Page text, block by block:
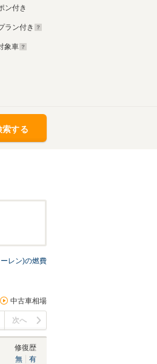
ン付き
ラン付き
象車
索する
レン)の燃費
中古車相場
次へ
修復歴
無
有